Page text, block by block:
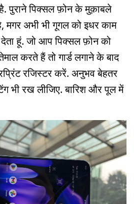
पुराने पिक्सल फ़ोन के मुक़ाबले
मगर अभी भी गूगल को इधर काम
हूं. जो आप पिक्सल फ़ोन को
करते हैं तो गार्ड लगाने के बाद
रजिस्टर करें. अनुभव बेहतर
भी रख लीजिए. बारिश और पूल में